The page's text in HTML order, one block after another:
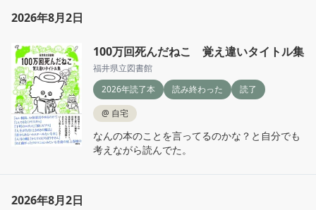
読みたかったのに何も頭に入ってこない…な
ぜ…
でももしかしてもしかするかもだけど、エッセ
イはコミックエッセイ派なんだろうな…と。
自分の読書に対する傾向が見えてきてそれはそ
れでちょっと面白いな、と。
あ〜でもこれちゃんと読めたら良かったの
2026年8月2日
100万回死んだねこ 覚え違いタイトル集
福井県立図書館
2026年読了本
読み終わった
読了
@ 自宅
なんの本のことを言ってるのかな？と自分でも
考えながら読んでた。
2026年8月2日